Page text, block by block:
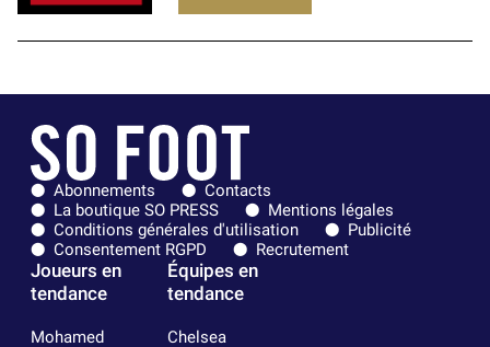
Abonnements
Contacts
La boutique SO PRESS
Mentions légales
Conditions générales d'utilisation
Publicité
Consentement RGPD
Recrutement
Joueurs en
tendance
Mohamed
Équipes en
tendance
Chelsea